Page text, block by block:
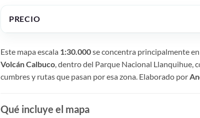
PRECIO
Este mapa escala 1:30.000se concentra principalmente
Volcán Calbuco, dentro del Parque Nacional Llanquihue,
cumbres y rutas que pasan por esa zona. Elaborado por
Qué incluye el mapa